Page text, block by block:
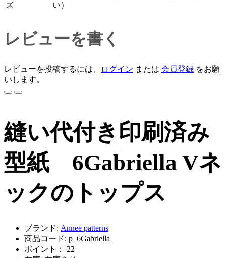
ズ
い）
レビューを書く
レビューを投稿するには、 ログイン または 会員登録 をお願
いします。
縫い代付き印刷済み
型紙 6Gabriella Vネ
ックのトップス
ブランド: Annee patterns
商品コード: p_6Gabriella
ポイント： 22